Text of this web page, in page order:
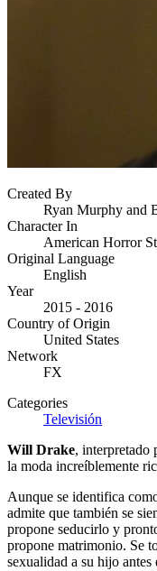
Created By
Ryan Murphy and
Character In
American Horror
Original Language
English
Year
2015 - 2016
Country of Origin
United States
Network
FX
Categories
Televisión
Will Drake, interpretado
la moda increíblemente
Aunque se identifica
admite que también se
propone seducirlo y
propone matrimonio. Se
sexualidad a su hijo